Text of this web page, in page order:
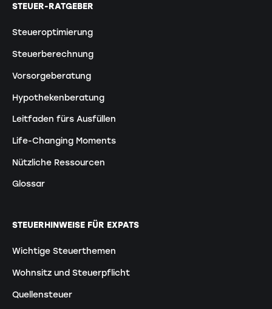
STEUER-RATGEBER
Steueroptimierung
Steuerberechnung
Vorsorgeberatung
Hypothekenberatung
Leitfaden fürs Ausfüllen
Life-Changing Moments
Nützliche Ressourcen
Glossar
STEUERHINWEISE FÜR EXPATS
Wichtige Steuerthemen
Wohnsitz und Steuerpflicht
Quellensteuer